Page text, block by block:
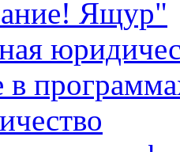
Ящур"
в